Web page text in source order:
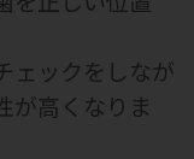
ェックをしなが
が高くなりま